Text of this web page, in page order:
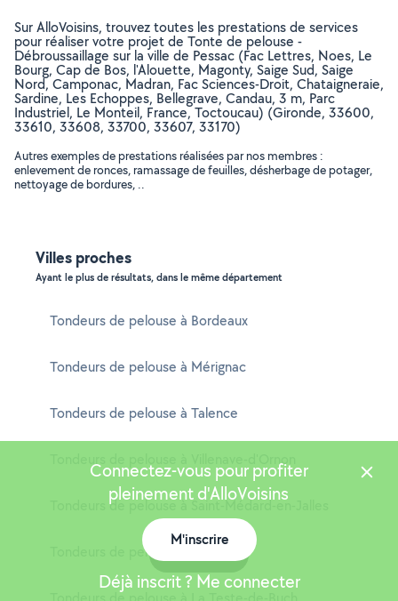
Sur AlloVoisins, trouvez toutes les prestations de services
pour réaliser votre projet de Tonte de pelouse -
Débroussaillage sur la ville de Pessac (Fac Lettres, Noes, Le
Bourg, Cap de Bos, l'Alouette, Magonty, Saige Sud, Saige
Nord, Camponac, Madran, Fac Sciences-Droit, Chataigneraie,
Sardine, Les Echoppes, Bellegrave, Candau, 3 m, Parc
Industriel, Le Monteil, France, Toctoucau) (Gironde, 33600,
33610, 33608, 33700, 33607, 33170)
Autres exemples de prestations réalisées par nos membres :
enlevement de ronces, ramassage de feuilles, désherbage de potager,
nettoyage de bordures, ..
Villes proches
Ayant le plus de résultats, dans le même département
Tondeurs de pelouse à Bordeaux
Tondeurs de pelouse à Mérignac
Tondeurs de pelouse à Talence
Tondeurs de pelouse à Villenave-d'Ornon
Tondeurs de pelouse à Saint-Médard-en-Jalles
Tondeurs de pelouse à Bègles
Connectez-vous pour profiter
pleinement d'AlloVoisins
M'inscrire
Déjà inscrit ? Me connecter